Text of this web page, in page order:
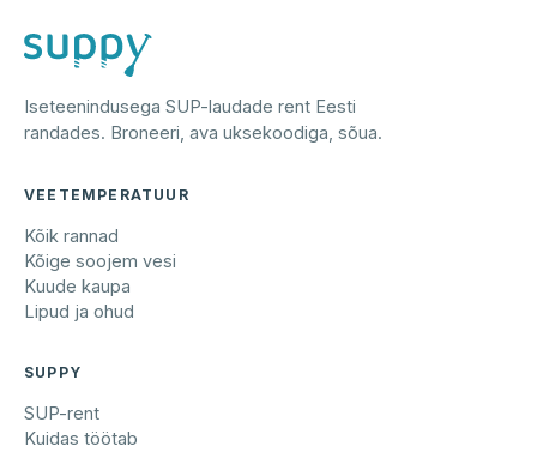
Iseteenindusega SUP-laudade rent Eesti
randades. Broneeri, ava uksekoodiga, sõua.
VEETEMPERATUUR
Kõik rannad
Kõige soojem vesi
Kuude kaupa
Lipud ja ohud
SUPPY
SUP-rent
Kuidas töötab